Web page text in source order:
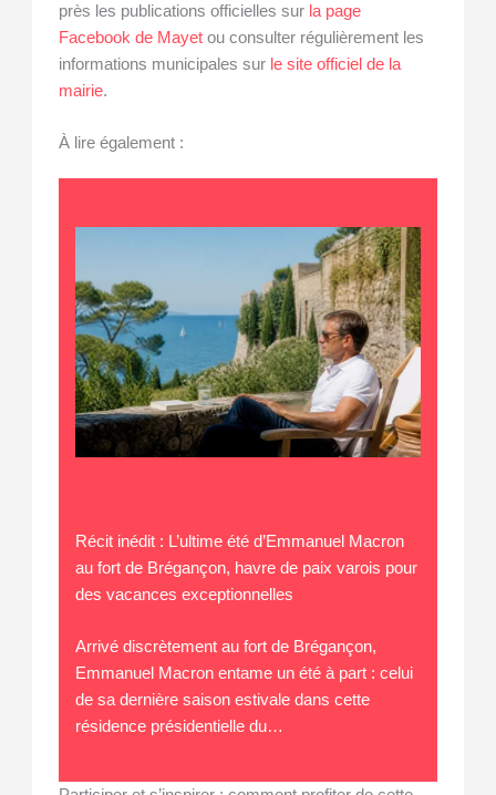
près les publications officielles sur la page
Facebook de Mayet ou consulter régulièrement les
informations municipales sur le site officiel de la
mairie.
À lire également :
Récit inédit : L’ultime été d’Emmanuel Macron
au fort de Brégançon, havre de paix varois pour
des vacances exceptionnelles
Arrivé discrètement au fort de Brégançon,
Emmanuel Macron entame un été à part : celui
de sa dernière saison estivale dans cette
résidence présidentielle du…